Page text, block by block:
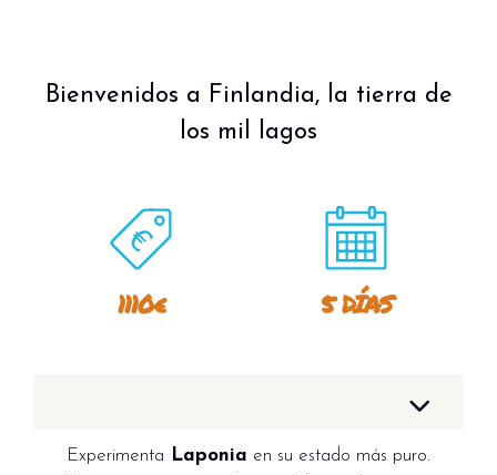
Bienvenidos a Finlandia, la tierra de
los mil lagos
1110€ 5 DÍAS
Experimenta Laponia en su estado más puro.